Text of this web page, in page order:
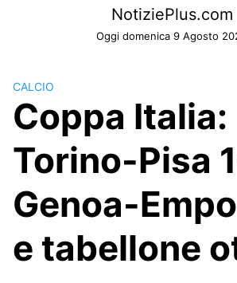
NotiziePlus.com
Oggi domenica 9 Agosto
CALCIO
Coppa Italia:
Torino-Pisa
Genoa-
e tabellone